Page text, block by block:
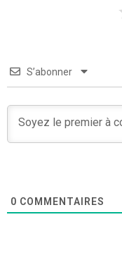
S’abonner
0 COMMENTAIRES